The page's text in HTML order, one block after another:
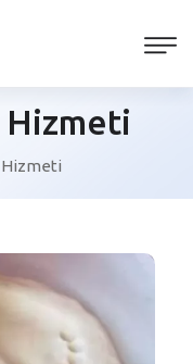
Hizmeti
Hizmeti